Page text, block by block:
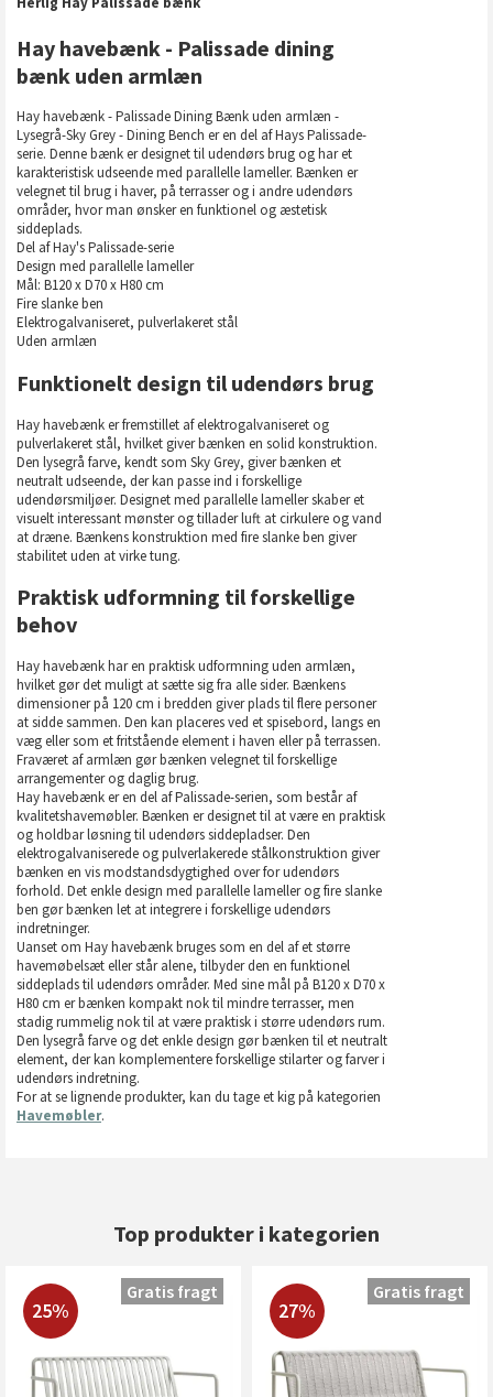
Hay havebænk - Palissade dining
bænk uden armlæn
Hay havebænk - Palissade Dining Bænk uden armlæn -
Lysegrå-Sky Grey - Dining Bench er en del af Hays Palissade-
serie. Denne bænk er designet til udendørs brug og har et
karakteristisk udseende med parallelle lameller. Bænken er
velegnet til brug i haver, på terrasser og i andre udendørs
områder, hvor man ønsker en funktionel og æstetisk
siddeplads.
Del af Hay's Palissade-serie
Design med parallelle lameller
Mål: B120 x D70 x H80 cm
Fire slanke ben
Elektrogalvaniseret, pulverlakeret stål
Uden armlæn
Funktionelt design til udendørs brug
Hay havebænk er fremstillet af elektrogalvaniseret og
pulverlakeret stål, hvilket giver bænken en solid konstruktion.
Den lysegrå farve, kendt som Sky Grey, giver bænken et
neutralt udseende, der kan passe ind i forskellige
udendørsmiljøer. Designet med parallelle lameller skaber et
visuelt interessant mønster og tillader luft at cirkulere og vand
at dræne. Bænkens konstruktion med fire slanke ben giver
stabilitet uden at virke tung.
Praktisk udformning til forskellige
behov
Hay havebænk har en praktisk udformning uden armlæn,
hvilket gør det muligt at sætte sig fra alle sider. Bænkens
dimensioner på 120 cm i bredden giver plads til flere personer
at sidde sammen. Den kan placeres ved et spisebord, langs en
væg eller som et fritstående element i haven eller på terrassen.
Fraværet af armlæn gør bænken velegnet til forskellige
arrangementer og daglig brug.
Hay havebænk er en del af Palissade-serien, som består af
kvalitetshavemøbler. Bænken er designet til at være en praktisk
og holdbar løsning til udendørs siddepladser. Den
elektrogalvaniserede og pulverlakerede stålkonstruktion giver
bænken en vis modstandsdygtighed over for udendørs
forhold. Det enkle design med parallelle lameller og fire slanke
ben gør bænken let at integrere i forskellige udendørs
indretninger.
Uanset om Hay havebænk bruges som en del af et større
havemøbelsæt eller står alene, tilbyder den en funktionel
siddeplads til udendørs områder. Med sine mål på B120 x D70 x
H80 cm er bænken kompakt nok til mindre terrasser, men
stadig rummelig nok til at være praktisk i større udendørs rum.
Den lysegrå farve og det enkle design gør bænken til et neutralt
element, der kan komplementere forskellige stilarter og farver i
udendørs indretning.
For at se lignende produkter, kan du tage et kig på kategorien
Havemøbler.
Top produkter i kategorien
25%
Gratis fragt
27%
Gratis fragt